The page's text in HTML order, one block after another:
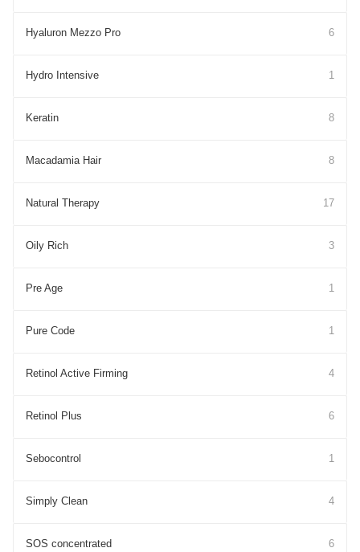
Hyaluron Mezzo Pro 6
Hydro Intensive 1
Keratin 8
Macadamia Hair 8
Natural Therapy 17
Oily Rich 3
Pre Age 1
Pure Cоde 1
Retinol Active Firming 4
Retinol Plus 6
Sebocontrol 1
Simply Clean 4
SOS concentrated 6